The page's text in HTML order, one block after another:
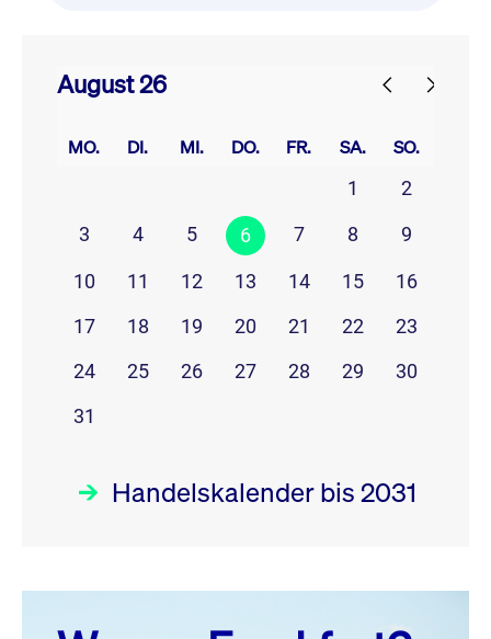
August 26
MO. DI. MI. DO. FR. SA. SO.
1
2
3
4 5 6 7 8 9
10 11 12 13 14 15
16
17
18 19 20 21 22
23
24
25 26 27 28 29
30
31
Handelskalender bis 2031
August 26